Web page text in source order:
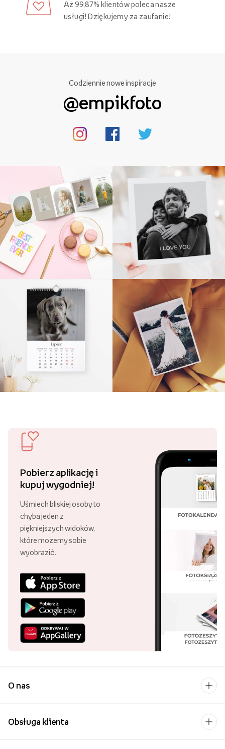
Aż 99,87% klientów poleca nasze
usługi! Dziękujemy za zaufanie!
Codziennie nowe inspiracje
@empikfoto
Pobierz aplikację i
kupuj wygodniej!
Uśmiech bliskiej osoby to
chyba jeden z
piękniejszych widoków,
które możemy sobie
wyobrazić.
O nas
Obsługa klienta